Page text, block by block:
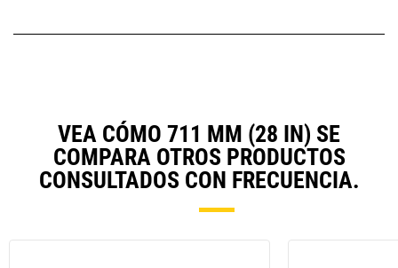
VEA CÓMO 711 MM (28 IN) SE
COMPARA OTROS PRODUCTOS
CONSULTADOS CON FRECUENCIA.